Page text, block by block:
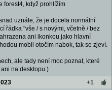
forest4, když prohlížím
uznáte, že je docela normální
řádka "vše / s novými, včetně / bez
ani ikonkou jako hlavní
mobil otočím nabok, tak se zjeví.
ale tady není moc poznat, které
na desktopu.)
+1